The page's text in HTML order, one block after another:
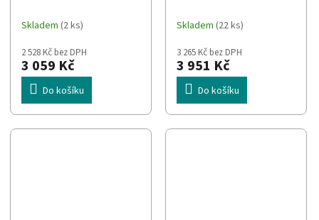
Skladem (2 ks)
2 528 Kč bez DPH
3 059 Kč
Do košíku
Skladem (22 ks)
3 265 Kč bez DPH
3 951 Kč
Do košíku